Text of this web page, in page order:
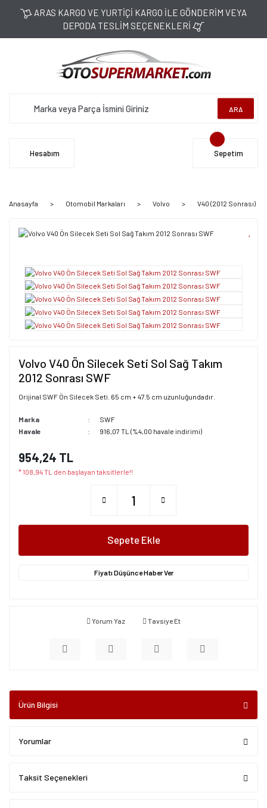
ARAS KARGO VE YURTİÇİ KARGO İLE GÖNDERİM VEYA
DEPODA TESLİM SEÇENEKLERİ
ARA
Hesabım Sepetim
Anasayfa Otomobil Markaları Volvo V40 (2012 Sonrası)
Volvo V40 Ön Silecek Seti Sol Sağ Takım
2012 Sonrası SWF
Orijinal SWF Ön Silecek Seti. 65 cm + 47.5 cm uzunluğundadır.
Marka
SWF
Havale
916,07 TL (%4,00 havale indirimi)
954,24 TL
* 108,94 TL den başlayan taksitlerle!!
Sepete Ekle
Fiyatı Düşünce Haber Ver
Yorum Yaz Tavsiye Et
Ürün Bilgisi
Yorumlar
Taksit Seçenekleri